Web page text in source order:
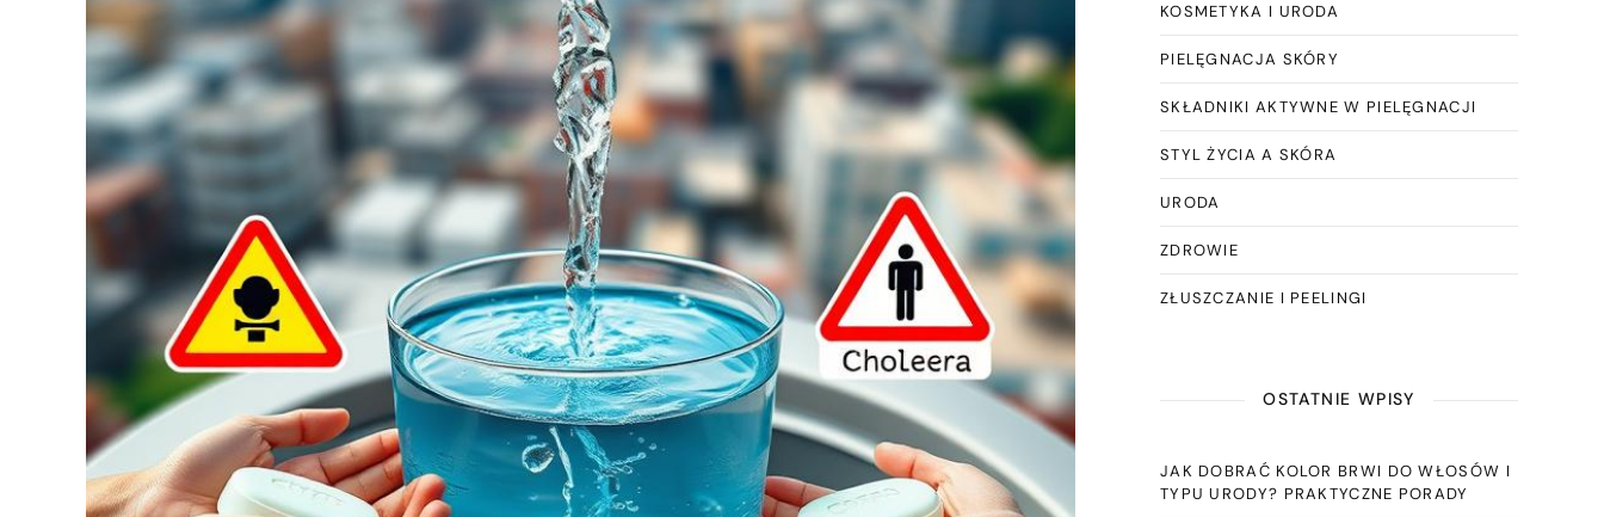
KOSMETYKA I URODA
PIELĘGNACJA SKÓRY
SKŁADNIKI AKTYWNE W PIELĘGNACJI
STYL ŻYCIA A SKÓRA
URODA
ZDROWIE
ZŁUSZCZANIE I PEELINGI
OSTATNIE WPISY
JAK DOBRAĆ KOLOR BRWI DO WŁOSÓW I
TYPU URODY? PRAKTYCZNE PORADY